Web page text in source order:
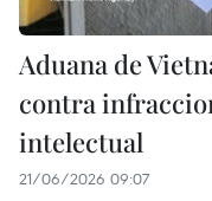
Aduana de
contra
intelectual
21/06/2026 09:07